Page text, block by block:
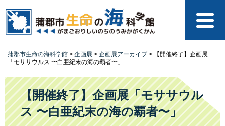
の
す
。
ー
し
て
本
文
へ
蒲郡市生命の海科学館 > 企画展 > 企画展アーカイブ >
【開催終了】企画展
「モササウルス 〜白亜紀末の海の覇者〜」
本
文
【開催終了】企画展「モササウル
ス 〜白亜紀末の海の覇者〜」